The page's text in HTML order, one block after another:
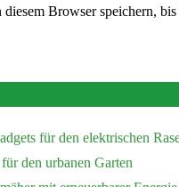
Browser speichern,
für den elektrischen
den urbanen Garten